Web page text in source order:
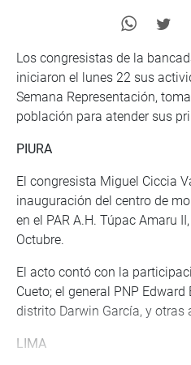
Los congresistas de la
iniciaron el lunes 22 sus
Semana Representación,
población para atender sus
PIURA
El congresista Miguel Ciccia
inauguración del centro de
en el PAR A.H. Túpac Amaru
Octubre.
El acto contó con la
Cueto; el general PNP
distrito Darwin García, y otras
LIMA